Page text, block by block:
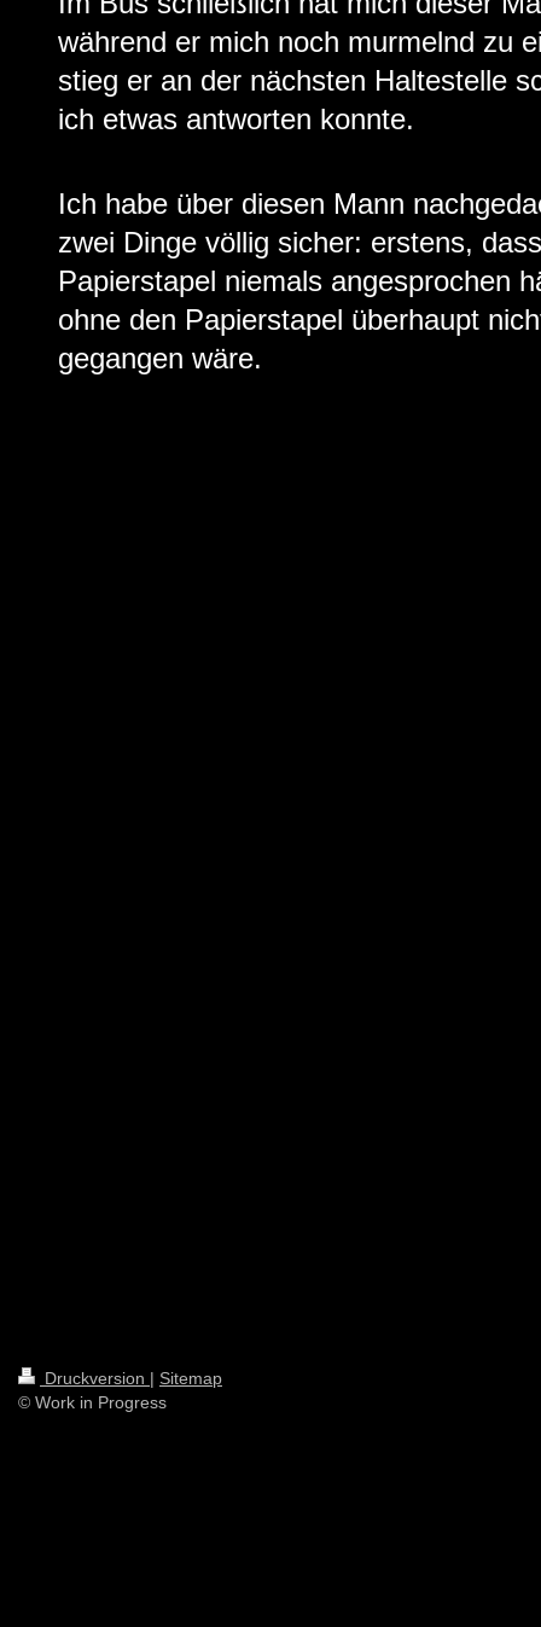
während er mich noch murmelnd zu
stieg er an der nächsten Haltestelle
ich etwas antworten konnte.
Ich habe über diesen Mann
zwei Dinge völlig sicher: erstens,
Papierstapel niemals angesprochen
ohne den Papierstapel überhaupt
gegangen wäre.
Druckversion | Sitemap
© Work in Progress